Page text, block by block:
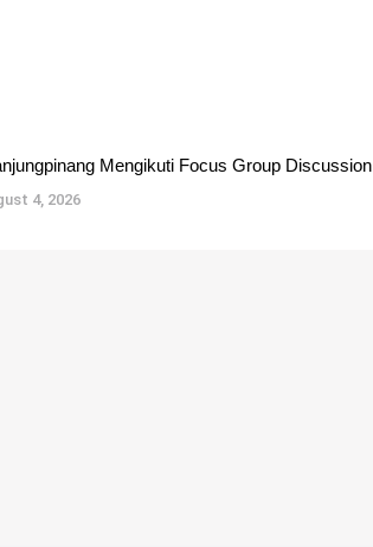
Mengikuti Focus Group
4, 2026
Booth Promosi Investasi BP